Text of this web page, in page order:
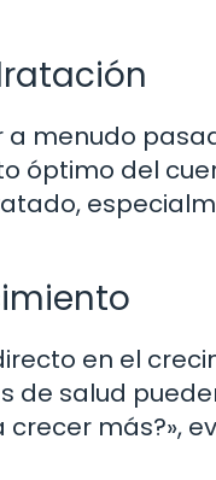
menudo
óptimo del
en el
de salud
más?»,